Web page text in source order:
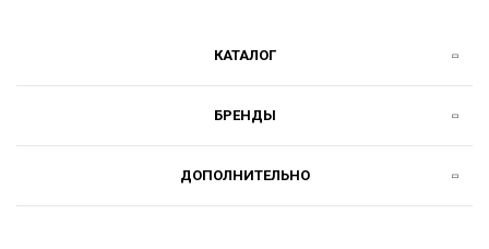
КАТАЛОГ
БРЕНДЫ
ДОПОЛНИТЕЛЬНО